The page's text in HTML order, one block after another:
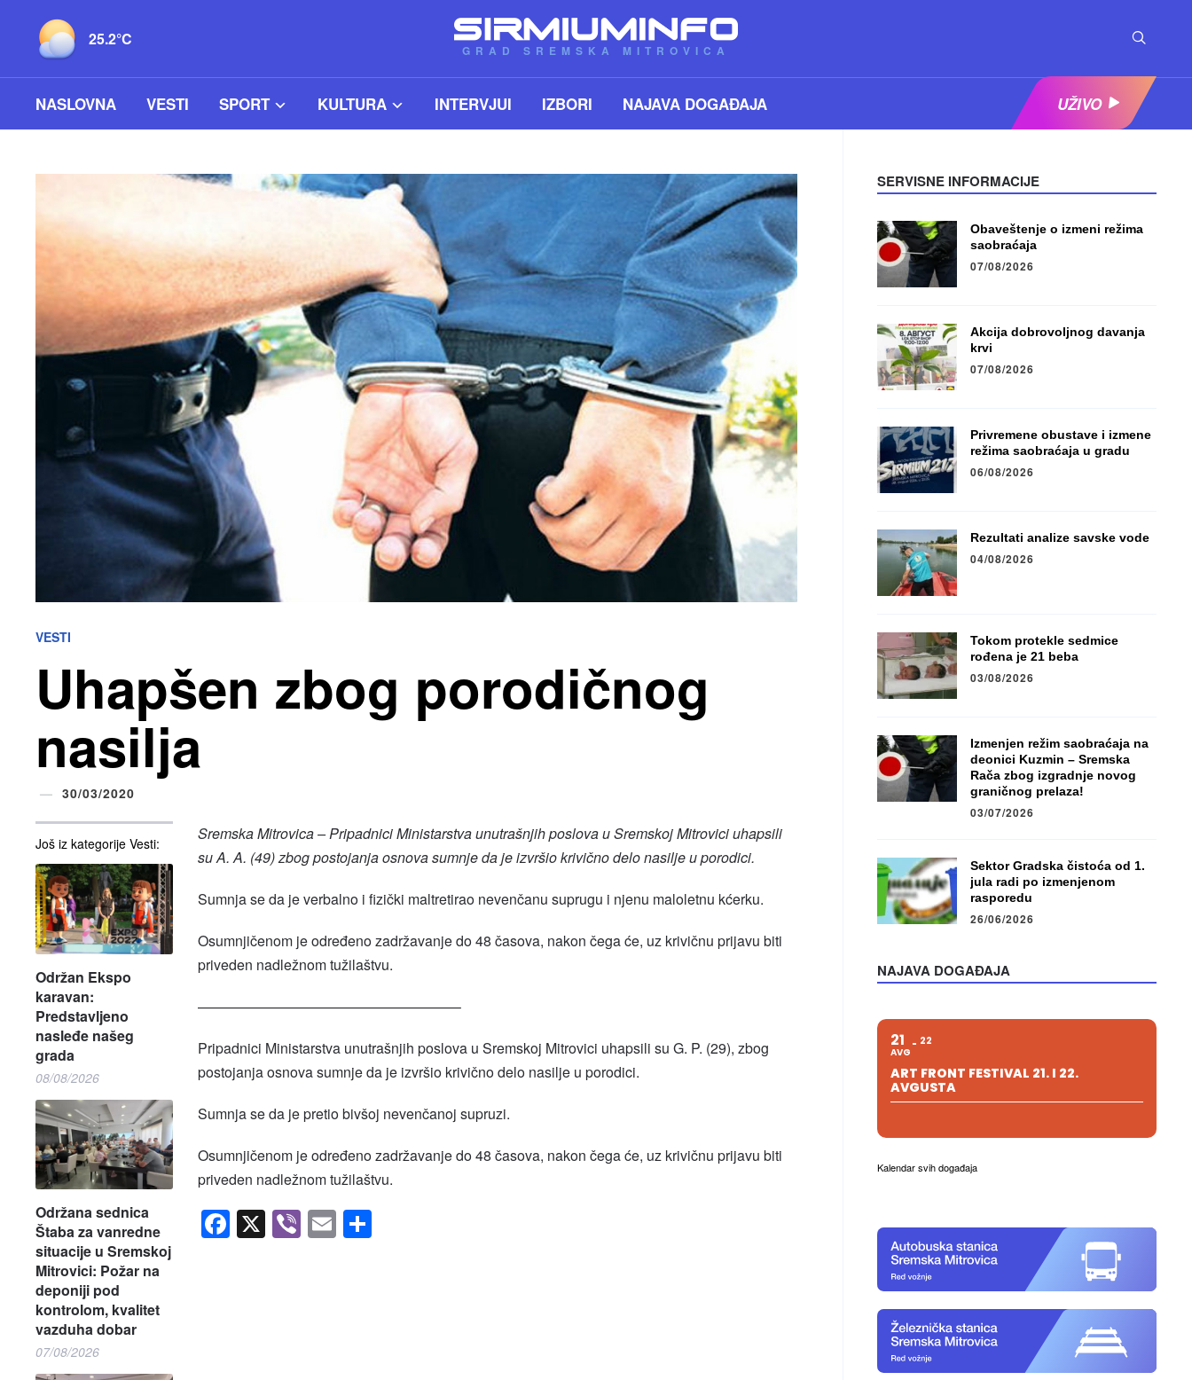
25.2°C
GRAD SREMSKA MITROVICA
NASLOVNA VESTI SPORT KULTURA INTERVJUI IZBORI NAJAVA DOGAĐAJA UŽIVO
VESTI
Uhapšen zbog porodičnog
nasilja
30/03/2020
Još iz kategorije Vesti:
Održan Ekspo
karavan:
Predstavljeno
nasleđe našeg
grada
08/08/2026
Održana sednica
Štaba za vanredne
situacije u Sremskoj
Mitrovici: Požar na
deponiji pod
kontrolom, kvalitet
vazduha dobar
07/08/2026
Sremska Mitrovica – Pripadnici Ministarstva unutrašnjih poslova u Sremskoj Mitrovici uhapsili
su A. A. (49) zbog postojanja osnova sumnje da je izvršio krivično delo nasilje u porodici.
Sumnja se da je verbalno i fizički maltretirao nevenčanu suprugu i njenu maloletnu kćerku.
Osumnjičenom je određeno zadržavanje do 48 časova, nakon čega će, uz krivičnu prijavu biti
priveden nadležnom tužilaštvu.
——————————————————–
Pripadnici Ministarstva unutrašnjih poslova u Sremskoj Mitrovici uhapsili su G. P. (29), zbog
postojanja osnova sumnje da je izvršio krivično delo nasilje u porodici.
Sumnja se da je pretio bivšoj nevenčanoj supruzi.
Osumnjičenom je određeno zadržavanje do 48 časova, nakon čega će, uz krivičnu prijavu biti
priveden nadležnom tužilaštvu.
Facebook
X Viber
EmailShare
SERVISNE INFORMACIJE
Obaveštenje o izmeni režima
saobraćaja
07/08/2026
Akcija dobrovoljnog davanja
krvi
07/08/2026
Privremene obustave i izmene
režima saobraćaja u gradu
06/08/2026
Rezultati analize savske vode
04/08/2026
Tokom protekle sedmice
rođena je 21 beba
03/08/2026
Izmenjen režim saobraćaja na
deonici Kuzmin – Sremska
Rača zbog izgradnje novog
graničnog prelaza!
03/07/2026
Sektor Gradska čistoća od 1.
jula radi po izmenjenom
rasporedu
26/06/2026
NAJAVA DOGAĐAJA
21
AVG
22
ART FRONT FESTIVAL 21. I 22.
AVGUSTA
Kalendar svih događaja